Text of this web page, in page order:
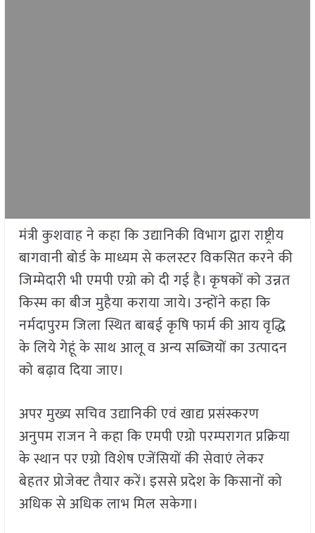
मंत्री कुशवाह ने कहा कि उद्यानिकी विभाग द्वारा राष्ट्रीय
बागवानी बोर्ड के माध्यम से कलस्टर विकसित करने की
जिम्मेदारी भी एमपी एग्रो को दी गई है। कृषकों को उन्नत
किस्म का बीज मुहैया कराया जाये। उन्होंने कहा कि
नर्मदापुरम जिला स्थित बाबई कृषि फार्म की आय वृद्धि
के लिये गेहूं के साथ आलू व अन्य सब्जियों का उत्पादन
को बढ़ाव दिया जाए।
अपर मुख्य सचिव उद्यानिकी एवं खाद्य प्रसंस्करण
अनुपम राजन ने कहा कि एमपी एग्रो परम्परागत प्रक्रिया
के स्थान पर एग्रो विशेष एजेंसियों की सेवाएं लेकर
बेहतर प्रोजेक्ट तैयार करें। इससे प्रदेश के किसानों को
अधिक से अधिक लाभ मिल सकेगा।